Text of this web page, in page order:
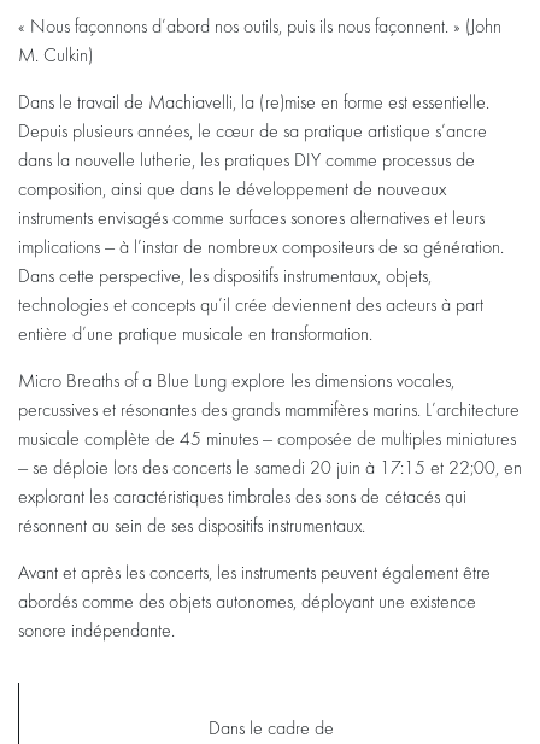
« Nous façonnons d’abord nos outils, puis ils nous façonnent. » (John
M. Culkin)
Dans le travail de Machiavelli, la (re)mise en forme est essentielle.
Depuis plusieurs années, le cœur de sa pratique artistique s’ancre
dans la nouvelle lutherie, les pratiques DIY comme processus de
composition, ainsi que dans le développement de nouveaux
instruments envisagés comme surfaces sonores alternatives et leurs
implications — à l’instar de nombreux compositeurs de sa génération.
Dans cette perspective, les dispositifs instrumentaux, objets,
technologies et concepts qu’il crée deviennent des acteurs à part
entière d’une pratique musicale en transformation.
Micro Breaths of a Blue Lung explore les dimensions vocales,
percussives et résonantes des grands mammifères marins. L’architecture
musicale complète de 45 minutes — composée de multiples miniatures
— se déploie lors des concerts le samedi 20 juin à 17:15 et 22;00, en
explorant les caractéristiques timbrales des sons de cétacés qui
résonnent au sein de ses dispositifs instrumentaux.
Avant et après les concerts, les instruments peuvent également être
abordés comme des objets autonomes, déployant une existence
sonore indépendante.
Dans le cadre de